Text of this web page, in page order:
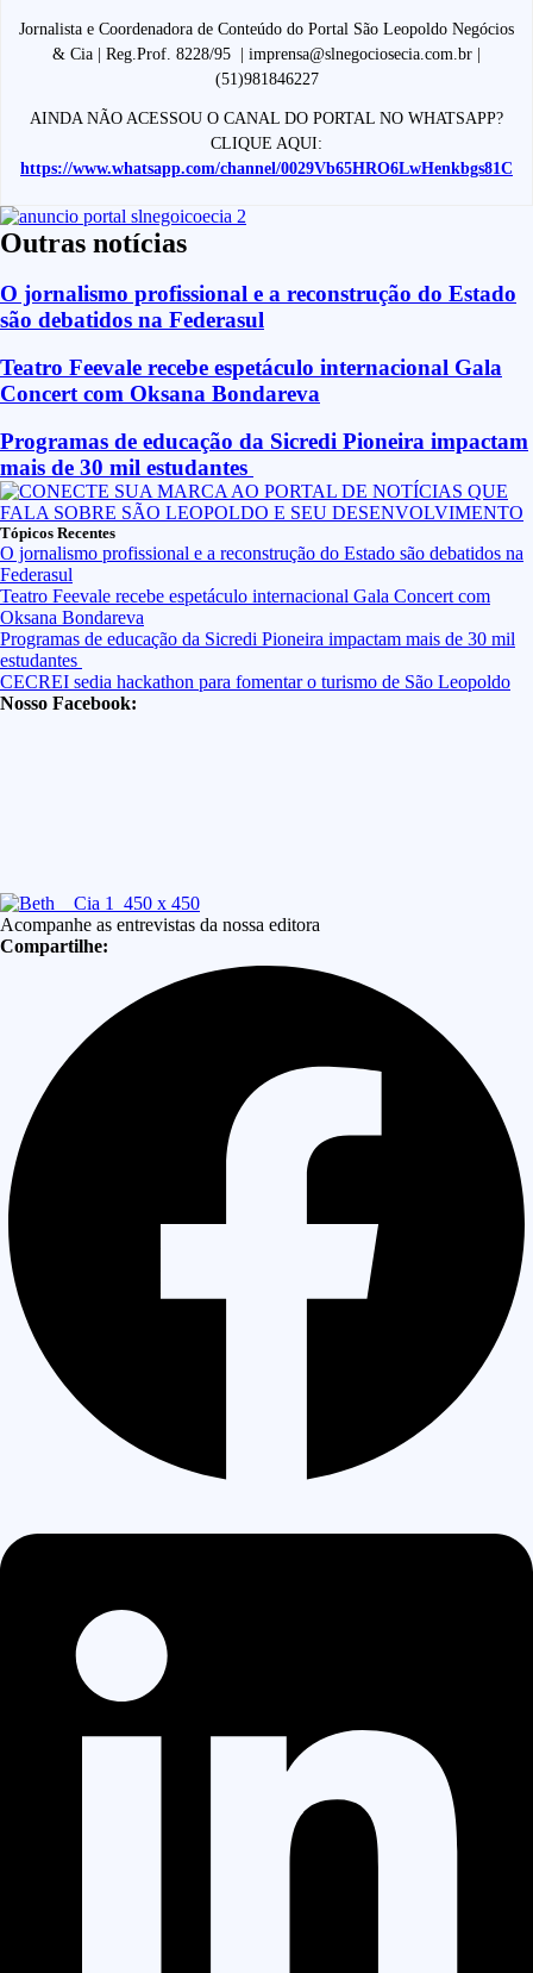
Jornalista e Coordenadora de Conteúdo do Portal São Leopoldo Negócios
& Cia | Reg.Prof. 8228/95 | imprensa@slnegociosecia.com.br |
(51)981846227
AINDA NÃO ACESSOU O CANAL DO PORTAL NO WHATSAPP?
CLIQUE AQUI:
https://www.whatsapp.com/channel/0029Vb65HRO6LwHenkbgs81C
Outras notícias
O jornalismo profissional e a reconstrução do Estado
são debatidos na Federasul
Teatro Feevale recebe espetáculo internacional Gala
Concert com Oksana Bondareva
Programas de educação da Sicredi Pioneira impactam
mais de 30 mil estudantes
Tópicos Recentes
O jornalismo profissional e a reconstrução do Estado são debatidos na
Federasul
Teatro Feevale recebe espetáculo internacional Gala Concert com
Oksana Bondareva
Programas de educação da Sicredi Pioneira impactam mais de 30 mil
estudantes
CECREI sedia hackathon para fomentar o turismo de São Leopoldo
Nosso Facebook:
Acompanhe as entrevistas da nossa editora
Compartilhe: